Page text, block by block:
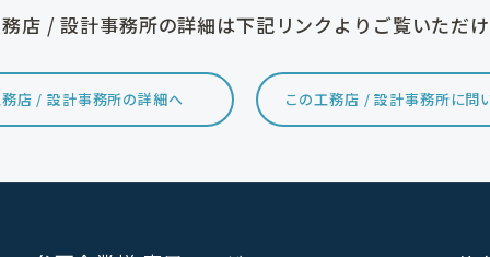
店 / 設計事務所の詳細は下記リンクよりご覧いただ
店 / 設計事務所の詳細へ この工務店 / 設計事務所に問